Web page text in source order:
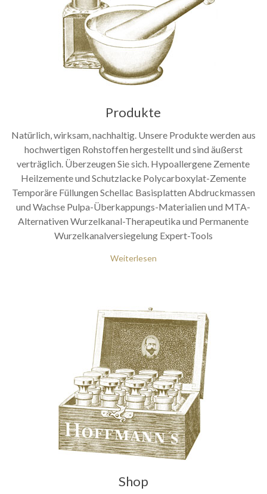
Produkte
Natürlich, wirksam, nachhaltig. Unsere Produkte werden aus
hochwertigen Rohstoffen hergestellt und sind äußerst
verträglich. Überzeugen Sie sich. Hypoallergene Zemente
Heilzemente und Schutzlacke Polycarboxylat-Zemente
Temporäre Füllungen Schellac Basisplatten Abdruckmassen
und Wachse Pulpa-Überkappungs-Materialien und MTA-
Alternativen Wurzelkanal-Therapeutika und Permanente
Wurzelkanalversiegelung Expert-Tools
Weiterlesen
Shop